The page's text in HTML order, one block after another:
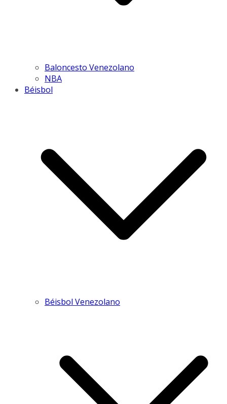
Baloncesto Venezolano
NBA
Béisbol
Béisbol Venezolano